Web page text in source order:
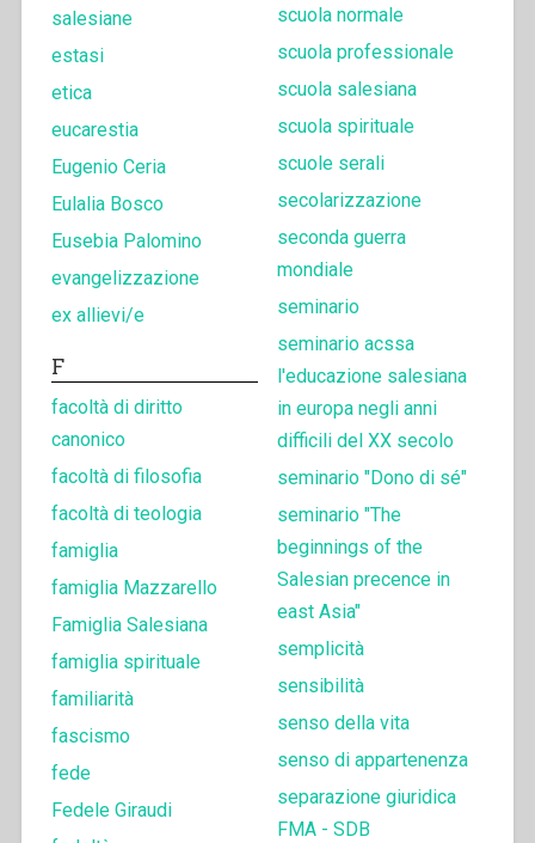
salesiane
estasi
etica
eucarestia
Eugenio Ceria
Eulalia Bosco
Eusebia Palomino
evangelizzazione
ex allievi/e
F
facoltà di diritto
canonico
facoltà di filosofia
facoltà di teologia
famiglia
famiglia Mazzarello
Famiglia Salesiana
famiglia spirituale
familiarità
fascismo
fede
Fedele Giraudi
scuola normale
scuola professionale
scuola salesiana
scuola spirituale
scuole serali
secolarizzazione
seconda guerra
mondiale
seminario
seminario acssa
l'educazione salesiana
in europa negli anni
difficili del XX secolo
seminario "Dono di sé"
seminario "The
beginnings of the
Salesian precence in
east Asia"
semplicità
sensibilità
senso della vita
senso di appartenenza
separazione giuridica
FMA - SDB